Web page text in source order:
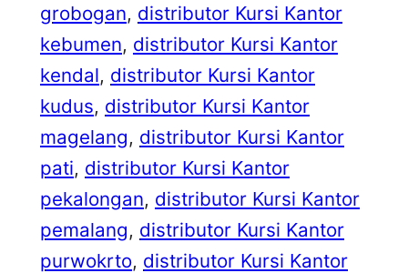
grobogan, distributor Kursi Kantor
kebumen, distributor Kursi Kantor
kendal, distributor Kursi Kantor
kudus, distributor Kursi Kantor
magelang, distributor Kursi Kantor
pati, distributor Kursi Kantor
pekalongan, distributor Kursi Kantor
pemalang, distributor Kursi Kantor
purwokrto, distributor Kursi Kantor